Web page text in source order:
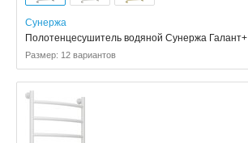
Сунержа
Полотенцесушитель водяной Сунержа Галант+
Размер: 12 вариантов